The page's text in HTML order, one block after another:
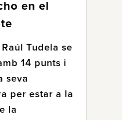
en el
Raúl Tudela se
14 punts i
seva
per estar a la
la